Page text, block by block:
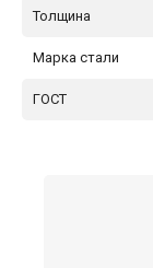
Толщина
Марка стали
ГОСТ